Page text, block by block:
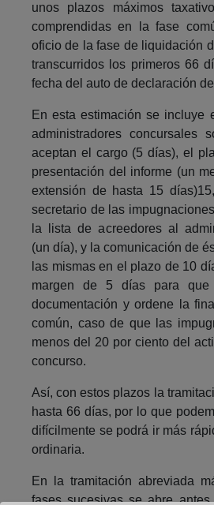
unos plazos máximos
comprendidas en la fase
oficio de la fase de liquidación
transcurridos los primeros 66
fecha del auto de declaración
En esta estimación se incluye
administradores concursales
aceptan el cargo (5 días), el
presentación del informe (un
extensión de hasta 15
secretario de las
la lista de acreedores al
(un día), y la comunicación de
las mismas en el plazo de 10
margen de 5 días para
documentación y ordene la
común, caso de que las
menos del 20 por ciento del
concurso.
Así, con estos plazos la
hasta 66 días, por lo que
difícilmente se podrá ir más
ordinaria.
En la tramitación abreviada
fases sucesivas se abre